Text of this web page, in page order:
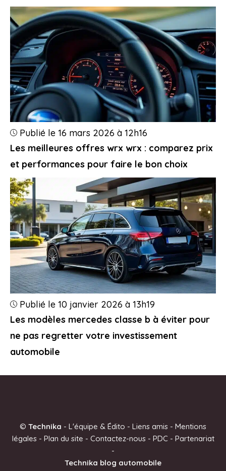
Les meilleures offres wrx wrx : comparez prix
et performances pour faire le bon choix
Publié le 16 mars 2026 à 12h16
Les modèles mercedes classe b à éviter pour
ne pas regretter votre investissement
automobile
Publié le 10 janvier 2026 à 13h19
© Technika - L'équipe & Édito - Liens amis - Mentions
légales- Plan du site - Contactez-nous- PDC - Partenariat
-
Technika blog automobile